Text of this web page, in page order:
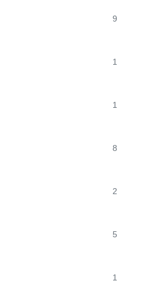
9
1
1
8
2
5
1